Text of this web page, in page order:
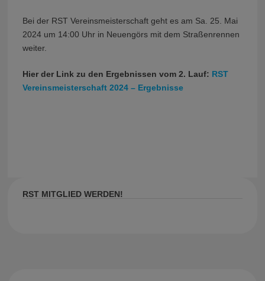
Bei der RST Vereinsmeisterschaft geht es am Sa. 25. Mai
2024 um 14:00 Uhr in Neuengörs mit dem Straßenrennen
weiter.
Hier der Link zu den Ergebnissen vom 2. Lauf: RST
Vereinsmeisterschaft 2024 – Ergebnisse
RST MITGLIED WERDEN!